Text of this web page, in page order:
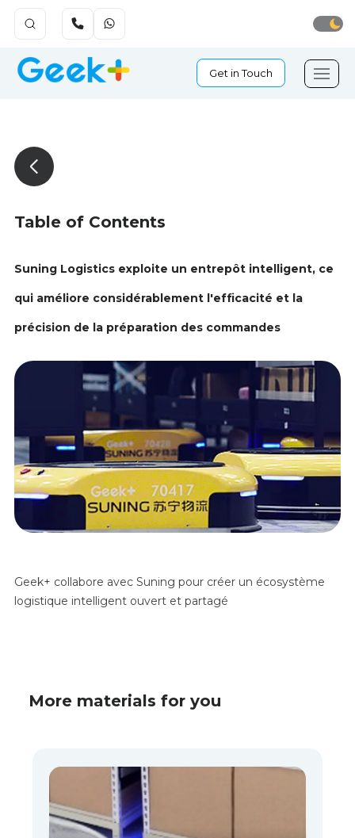
Get in Touch
Table of Contents
Suning Logistics exploite un entrepôt intelligent, ce
qui améliore considérablement l'efficacité et la
précision de la préparation des commandes
Geek+ collabore avec Suning pour créer un écosystème
logistique intelligent ouvert et partagé
More materials for you